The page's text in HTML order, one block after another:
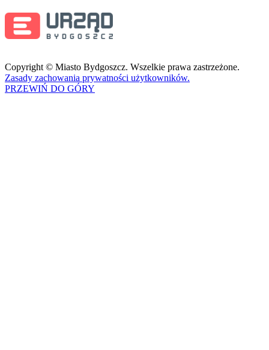
Copyright © Miasto Bydgoszcz. Wszelkie prawa zastrzeżone.
Zasady zachowania prywatności użytkowników.
PRZEWIŃ DO GÓRY